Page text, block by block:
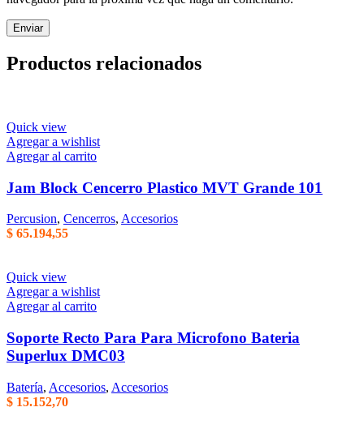
Productos relacionados
Quick view
Agregar a wishlist
Agregar al carrito
Jam Block Cencerro Plastico MVT Grande 101
Percusion, Cencerros, Accesorios
$ 65.194,55
Quick view
Agregar a wishlist
Agregar al carrito
Soporte Recto Para Para Microfono Bateria
Superlux DMC03
Batería, Accesorios, Accesorios
$ 15.152,70